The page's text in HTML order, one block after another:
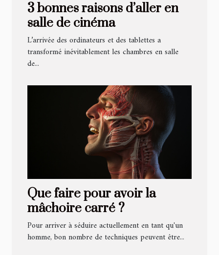
3 bonnes raisons d’aller en
salle de cinéma
L’arrivée des ordinateurs et des tablettes a
transformé inévitablement les chambres en salle
de...
Que faire pour avoir la
mâchoire carré ?
Pour arriver à séduire actuellement en tant qu'un
homme, bon nombre de techniques peuvent être...